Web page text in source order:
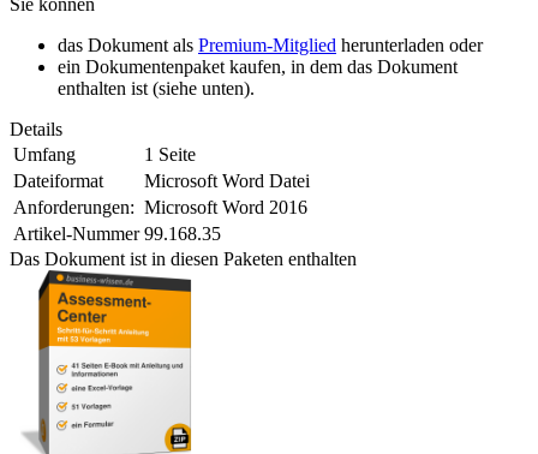
Sie können
das Dokument als Premium-Mitglied herunterladen oder
ein Dokumentenpaket kaufen, in dem das Dokument
enthalten ist (siehe unten).
Details
Umfang
1 Seite
Dateiformat
Microsoft Word Datei
Anforderungen: Microsoft Word 2016
Artikel-Nummer 99.168.35
Das Dokument ist in diesen Paketen enthalten